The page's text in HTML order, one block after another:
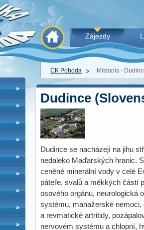
Zájezdy
CK Pohoda Místopis -
Dudince
Dudince se nacházejí na jihu
nedaleko Maďarských hranic.
ceněné minerální vody v celé
páteře, svalů a měkkých částí
osového orgánu, neurologická
systému, manažerské
a revmatické artritidy,
nervovém systému a chlopní,